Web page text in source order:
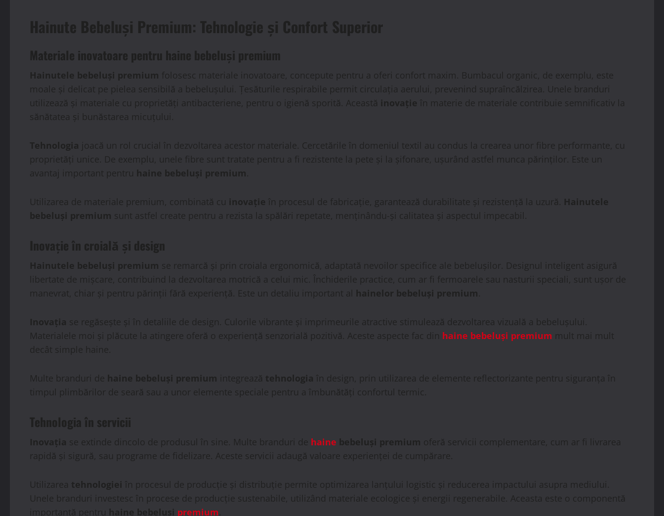
Hainute Bebeluși Premium: Tehnologie și Confort Superior
Materiale inovatoare pentru haine bebeluși premium
Hainutele bebeluși premium folosesc materiale inovatoare, concepute pentru a oferi confort maxim. Bumbacul organic, de exemplu, este
moale și delicat pe pielea sensibilă a bebelușului. Țesăturile respirabile permit circulația aerului, prevenind supraîncălzirea. Unele branduri
utilizează și materiale cu proprietăți antibacteriene, pentru o igienă sporită. Această inovație în materie de materiale contribuie semnificativ la
sănătatea și bunăstarea micuțului.
Tehnologia joacă un rol crucial în dezvoltarea acestor materiale. Cercetările în domeniul textil au condus la crearea unor fibre performante, cu
proprietăți unice. De exemplu, unele fibre sunt tratate pentru a fi rezistente la pete și la șifonare, ușurând astfel munca părinților. Este un
avantaj important pentru haine bebeluși premium.
Utilizarea de materiale premium, combinată cu inovație în procesul de fabricație, garantează durabilitate și rezistență la uzură. Hainutele
bebeluși premium sunt astfel create pentru a rezista la spălări repetate, menținându-și calitatea și aspectul impecabil.
Inovațieîn croială și design
Hainutele bebeluși premium se remarcă și prin croiala ergonomică, adaptată nevoilor specifice ale bebelușilor. Designul inteligent asigură
libertate de mișcare, contribuind la dezvoltarea motrică a celui mic. Închiderile practice, cum ar fi fermoarele sau nasturii speciali, sunt ușor de
manevrat, chiar și pentru părinții fără experiență. Este un detaliu important al hainelor bebeluși premium.
Inovația se regăsește și în detaliile de design. Culorile vibrante și imprimeurile atractive stimulează dezvoltarea vizuală a bebelușului.
Materialele moi și plăcute la atingere oferă o experiență senzorială pozitivă. Aceste aspecte fac din haine bebeluși premium mult mai mult
decât simple haine.
Multe branduri de haine bebeluși premium integrează tehnologia în design, prin utilizarea de elemente reflectorizante pentru siguranța în
timpul plimbărilor de seară sau a unor elemente speciale pentru a îmbunătăți confortul termic.
Tehnologiaîn servicii
Inovația se extinde dincolo de produsul în sine. Multe branduri de haine bebeluși premium oferă servicii complementare, cum ar fi livrarea
rapidă și sigură, sau programe de fidelizare. Aceste servicii adaugă valoare experienței de cumpărare.
Utilizarea tehnologiei în procesul de producție și distribuție permite optimizarea lanțului logistic și reducerea impactului asupra mediului.
Unele branduri investesc în procese de producție sustenabile, utilizând materiale ecologice și energii regenerabile. Aceasta este o componentă
importantă pentru haine bebeluși premium.